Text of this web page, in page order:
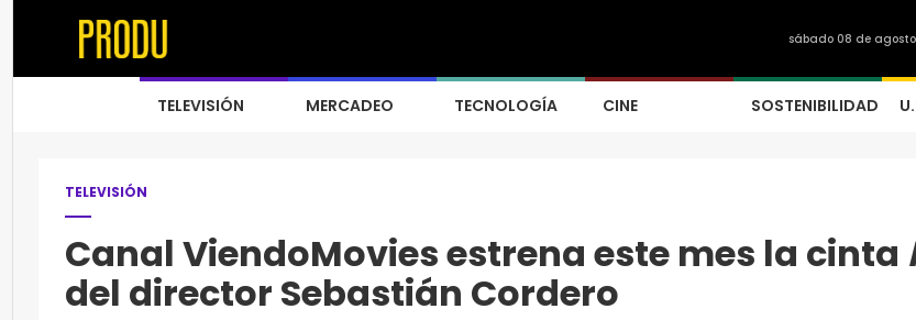
sábado 08 de agosto
TELEVISIÓN MERCADEO TECNOLOGÍA CINE SOSTENIBILIDAD
TELEVISIÓN
Canal ViendoMovies estrena este mes la cinta
del director Sebastián Cordero